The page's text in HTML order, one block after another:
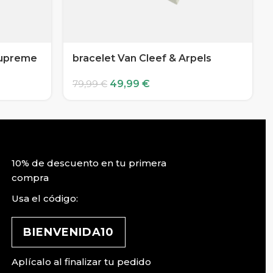
bracelet Van Cleef & Arpels
79,99€ 49,99 €
10% de descuento en tu primera
compra
Usa el código:
BIENVENIDA10
Aplícalo al finalizar tu pedido